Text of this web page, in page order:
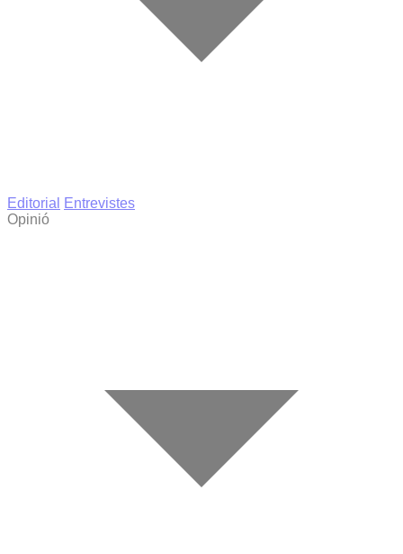
Editorial
Entrevistes
Opinió